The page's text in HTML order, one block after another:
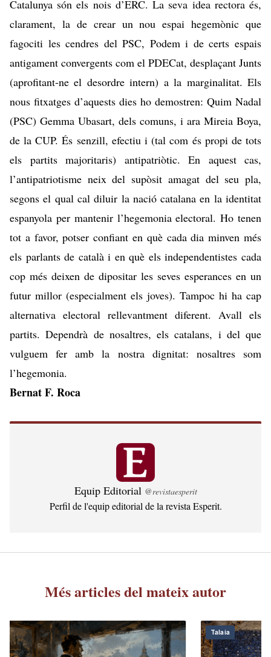
Catalunya són els nois d’ERC. La seva idea rectora és,
clarament, la de crear un nou espai hegemònic que
fagociti les cendres del PSC, Podem i de certs espais
antigament convergents com el PDECat, desplaçant Junts
(aprofitant-ne el desordre intern) a la marginalitat. Els
nous fitxatges d’aquests dies ho demostren: Quim Nadal
(PSC) Gemma Ubasart, dels comuns, i ara Mireia Boya,
de la CUP. És senzill, efectiu i (tal com és propi de tots
els partits majoritaris) antipatriòtic. En aquest cas,
l’antipatriotisme neix del supòsit amagat del seu pla,
segons el qual cal diluir la nació catalana en la identitat
espanyola per mantenir l’hegemonia electoral. Ho tenen
tot a favor, potser confiant en què cada dia minven més
els parlants de català i en què els independentistes cada
cop més deixen de dipositar les seves esperances en un
futur millor (especialment els joves). Tampoc hi ha cap
alternativa electoral rellevantment diferent. Avall els
partits. Dependrà de nosaltres, els catalans, i del que
vulguem fer amb la nostra dignitat: nosaltres som
l’hegemonia.
Bernat F. Roca
Equip Editorial @revistaesperit
Perfil de l'equip editorial de la revista Esperit.
Més articles del mateix autor
Talaia